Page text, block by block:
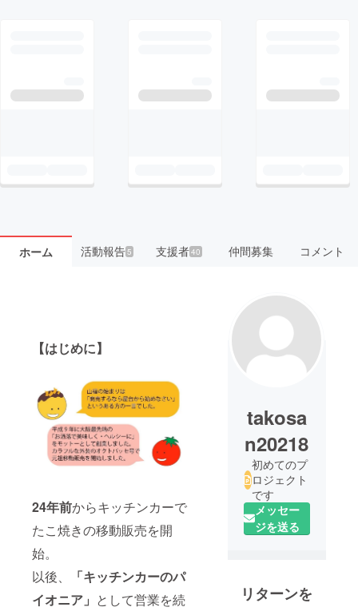
ホーム 活動報告5 支援者40 仲間募集 コメント
【はじめに】
24年前からキッチンカーで
たこ焼きの移動販売を開
始。
以後、
「キッチンカーのパ
イオニア」 として営業を続
takosa
n20218
初めてのプ
ロジェクト
です
メッセー
ジを送る
リターンを